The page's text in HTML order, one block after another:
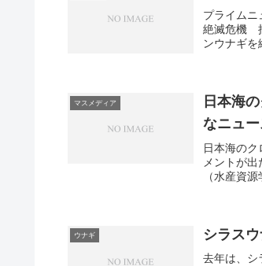
プライムニ
絶滅危機
ンウナギを
マスメディア
日本海
なニュー
日本海の
メントが
（水産資
ウナギ シラス
去年は、シ